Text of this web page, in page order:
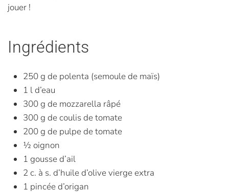
jouer !
Ingrédients
250 g de polenta (semoule de maïs)
1 l d’eau
300 g de mozzarella râpé
300 g de coulis de tomate
200 g de pulpe de tomate
½ oignon
1 gousse d’ail
2 c. à s. d’huile d’olive vierge extra
1 pincée d’origan